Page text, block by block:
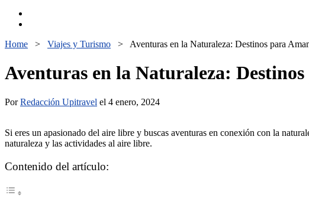
Home > Viajes y Turismo > Aventuras en la Naturaleza: Destinos para
Aventuras en la Naturaleza:
PorRedacción Upitravel el 4 enero, 2024
Si eres un apasionado del aire libre y buscas aventuras en conexión con la
naturaleza y las actividades al aire libre.
Contenido del artículo: